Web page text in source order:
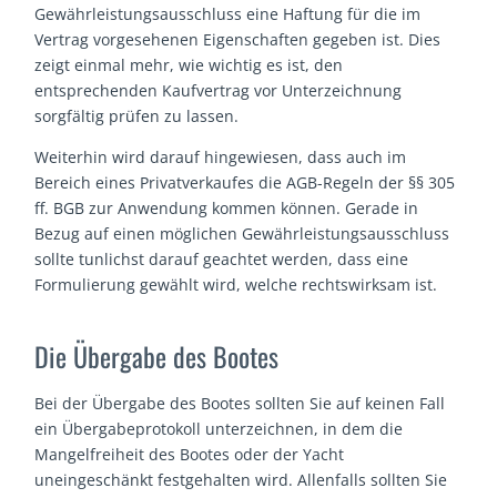
Gewährleistungsausschluss eine Haftung für die im
Vertrag vorgesehenen Eigenschaften gegeben ist. Dies
zeigt einmal mehr, wie wichtig es ist, den
entsprechenden Kaufvertrag vor Unterzeichnung
sorgfältig prüfen zu lassen.
Weiterhin wird darauf hingewiesen, dass auch im
Bereich eines Privatverkaufes die AGB-Regeln der §§ 305
ff. BGB zur Anwendung kommen können. Gerade in
Bezug auf einen möglichen Gewährleistungsausschluss
sollte tunlichst darauf geachtet werden, dass eine
Formulierung gewählt wird, welche rechtswirksam ist.
Die Übergabe des Bootes
Bei der Übergabe des Bootes sollten Sie auf keinen Fall
ein Übergabeprotokoll unterzeichnen, in dem die
Mangelfreiheit des Bootes oder der Yacht
uneingeschänkt festgehalten wird. Allenfalls sollten Sie